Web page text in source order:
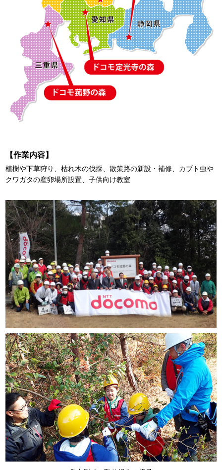
【作業内容】
植樹や下草狩り、枯れ木の伐採、散策路の新設・補修、カブト虫や
クワガタの産卵場所設置、子供向け教室